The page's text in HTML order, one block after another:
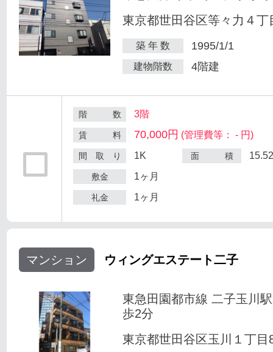
東京都世田谷区等々力４丁
築 年 数 1995/1/1
建物階数 4階建
階 数 3階
賃 料 70,000円 (管理費等： - 円)
間 取 り 1K 面 積
敷金 1ヶ月
礼金 1ヶ月
マンション ウィングエステート二子
東急田園都市線 二子玉川
歩2分
東京都世田谷区玉川１丁目